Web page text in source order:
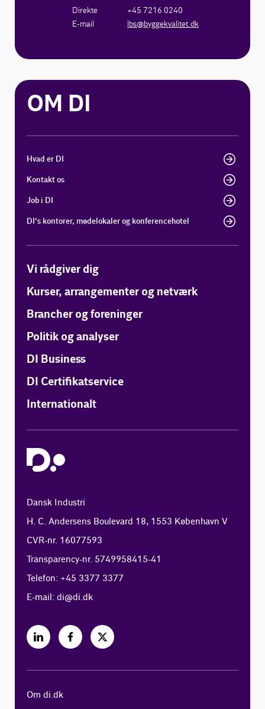
Direkte
+45 7216 0240
E-mail
lbs@byggekvalitet.dk
OM DI
Hvad er DI
Kontakt os
Job i DI
DI's kontorer, mødelokaler og konferencehotel
Vi rådgiver dig
Kurser, arrangementer og netværk
Brancher og foreninger
Politik og analyser
DI Business
DI Certifikatservice
Internationalt
Dansk Industri
H. C. Andersens Boulevard 18, 1553 København V
CVR-nr. 16077593
Transparency-nr. 5749958415-41
Telefon: +45 3377 3377
E-mail:di@di.dk
Om di.dk